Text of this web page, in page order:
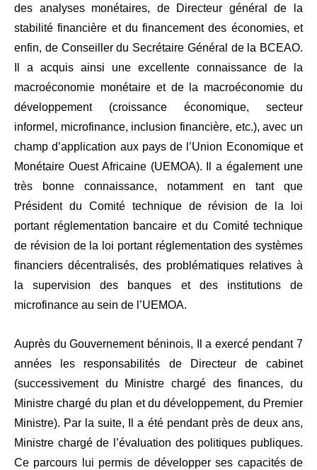
des analyses monétaires, de Directeur général de la
stabilité financière et du financement des économies, et
enfin, de Conseiller du Secrétaire Général de la BCEAO.
Il a acquis ainsi une excellente connaissance de la
macroéconomie monétaire et de la macroéconomie du
développement (croissance économique, secteur
informel, microfinance, inclusion financière, etc.), avec un
champ d’application aux pays de l’Union Economique et
Monétaire Ouest Africaine (UEMOA). Il a également une
très bonne connaissance, notamment en tant que
Président du Comité technique de révision de la loi
portant réglementation bancaire et du Comité technique
de révision de la loi portant réglementation des systèmes
financiers décentralisés, des problématiques relatives à
la supervision des banques et des institutions de
microfinance au sein de l’UEMOA.
Auprès du Gouvernement béninois, Il a exercé pendant 7
années les responsabilités de Directeur de cabinet
(successivement du Ministre chargé des finances, du
Ministre chargé du plan et du développement, du Premier
Ministre). Par la suite, Il a été pendant près de deux ans,
Ministre chargé de l’évaluation des politiques publiques.
Ce parcours lui permis de développer ses capacités de